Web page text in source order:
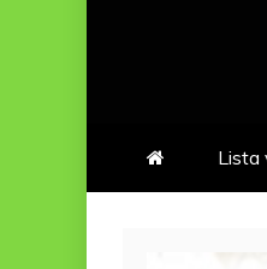
Lista